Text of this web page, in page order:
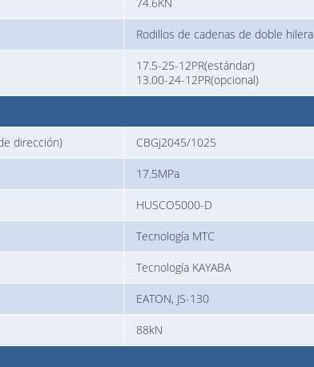
Rodillos de cadenas de doble hilera
17.5-25-12PR(estándar)
13.00-24-12PR(opcional)
dirección) CBGj2045/1025
17.5MPa
HUSCO5000-D
Tecnología MTC
Tecnología KAYABA
EATON, JS-130
88kN